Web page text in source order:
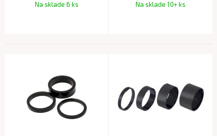
Na sklade 6 ks Na sklade 10+ ks